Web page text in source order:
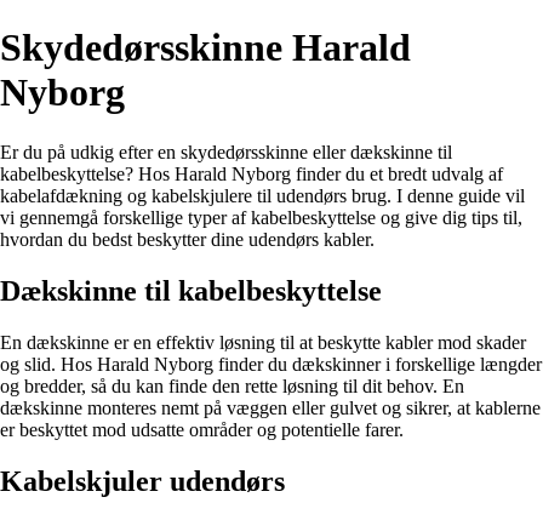
Skydedørsskinne Harald
Nyborg
Er du på udkig efter en skydedørsskinne eller dækskinne til
kabelbeskyttelse? Hos Harald Nyborg finder du et bredt udvalg af
kabelafdækning og kabelskjulere til udendørs brug. I denne guide vil
vi gennemgå forskellige typer af kabelbeskyttelse og give dig tips til,
hvordan du bedst beskytter dine udendørs kabler.
Dækskinne til kabelbeskyttelse
En dækskinne er en effektiv løsning til at beskytte kabler mod skader
og slid. Hos Harald Nyborg finder du dækskinner i forskellige længder
og bredder, så du kan finde den rette løsning til dit behov. En
dækskinne monteres nemt på væggen eller gulvet og sikrer, at kablerne
er beskyttet mod udsatte områder og potentielle farer.
Kabelskjuler udendørs